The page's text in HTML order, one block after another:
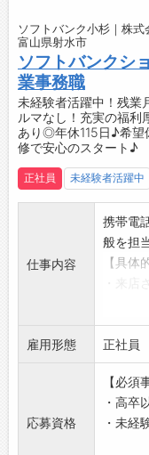
があり
『こん
と感
かった
また、
スキル
いつ
思って
す。」
・お客
大の喜
【約2
◆座学
・入社
や接客
↓
◆OJT
・店舗
先輩が
・分か
・先輩
で、悩
的確な
◆社内
・店舗
れる研
・「コ
ソフトバンク小杉｜株
富山県射水市
ソフトバンクシ
業事務職
未経験者活躍中！残
ルマなし！充実の福利
あり◎年休115日♪希
修で安心のスタート♪
正社員 未経験者活躍中
仕事内容
携帯電
般を担
【具体
・新サ
◎店舗
ます！
【おす
◇未経
・充実
ートで
雇用形態 正社員
応募資格
【必須
・高卒
・未経